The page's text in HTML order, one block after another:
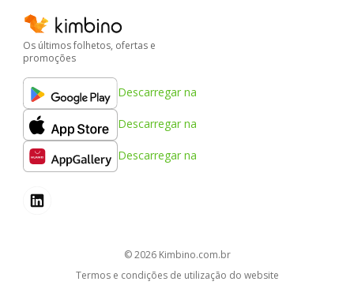
Os últimos folhetos, ofertas e
promoções
Descarregar na
Descarregar na
Descarregar na
© 2026 kimbino.com.br
Termos e condições de utilização do website